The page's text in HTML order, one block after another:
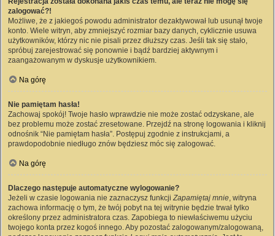
zalogować?!
Możliwe, że z jakiegoś powodu administrator dezaktywował lub usunął twoje
konto. Wiele witryn, aby zmniejszyć rozmiar bazy danych, cyklicznie usuwa
użytkowników, którzy nic nie pisali przez dłuższy czas. Jeśli tak się stało,
spróbuj zarejestrować się ponownie i bądź bardziej aktywnym i
zaangażowanym w dyskusje użytkownikiem.
Na górę
Nie pamiętam hasła!
Zachowaj spokój! Twoje hasło wprawdzie nie może zostać odzyskane, ale
bez problemu może zostać zresetowane. Przejdź na stronę logowania i kliknij
odnośnik “Nie pamiętam hasła”. Postępuj zgodnie z instrukcjami, a
prawdopodobnie niedługo znów będziesz móc się zalogować.
Na górę
Dlaczego następuje automatyczne wylogowanie?
Jeżeli w czasie logowania nie zaznaczysz funkcjiZapamiętaj mnie, witryna
zachowa informację o tym, że twój pobyt na tej witrynie będzie trwał tylko
określony przez administratora czas. Zapobiega to niewłaściwemu użyciu
twojego konta przez kogoś innego. Aby pozostać zalogowanym/zalogowaną,